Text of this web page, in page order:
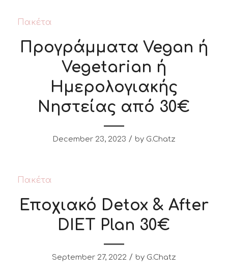
Πακέτα
Προγράμματα Vegan ή
Vegetarian ή
Ημερολογιακής
Νηστείας από 30€
December 23, 2023 / by G.Chatz
Πακέτα
Εποχιακό Detox & After
DIET Plan 30€
September 27, 2022 / by G.Chatz